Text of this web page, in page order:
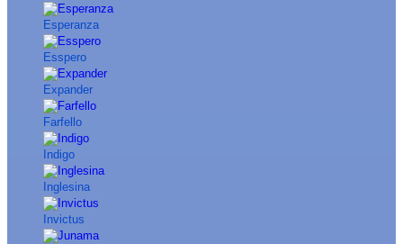
Esperanza
Esspero
Expander
Farfello
Indigo
Inglesina
Invictus